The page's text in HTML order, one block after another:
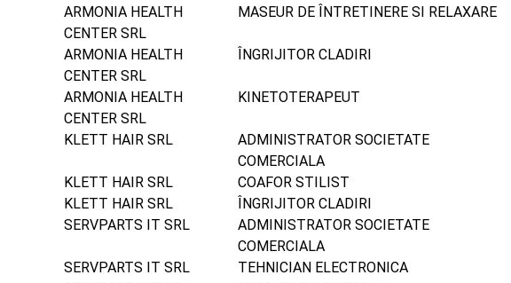
ARMONIA HEALTH
CENTER SRL
MASEUR DE ÎNTRETINERE SI RELAXARE
ARMONIA HEALTH
CENTER SRL
ÎNGRIJITOR CLADIRI
ARMONIA HEALTH
CENTER SRL
KINETOTERAPEUT
KLETT HAIR SRL
ADMINISTRATOR SOCIETATE
COMERCIALA
KLETT HAIR SRL COAFOR STILIST
KLETT HAIR SRL
ÎNGRIJITOR CLADIRI
SERVPARTS IT SRL
ADMINISTRATOR SOCIETATE
COMERCIALA
SERVPARTS IT SRL TEHNICIAN ELECTRONICA